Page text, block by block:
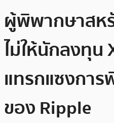
ผู้พิพากษาสห
ไม่ให้นักลงทุน
แทรกแซงกา
ของ Ripple